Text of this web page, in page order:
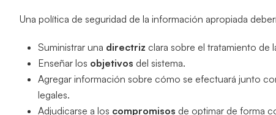
Una política de seguridad de la información apropiada
Suministrar una directriz clara sobre el tratamiento de
Enseñar los objetivos del sistema.
Agregar información sobre cómo se efectuará junto
legales.
Adjudicarse a los compromisos de optimar de forma